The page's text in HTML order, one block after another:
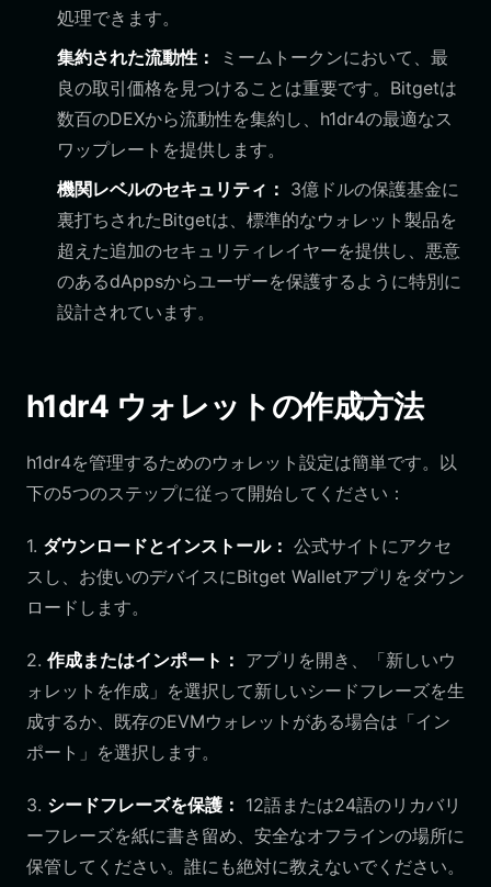
処理できます。
集約された流動性：
ミームトークンにおいて、最
良の取引価格を見つけることは重要です。Bitgetは
数百のDEXから流動性を集約し、h1dr4の最適なス
ワップレートを提供します。
機関レベルのセキュリティ： 3億ドルの保護基金に
裏打ちされたBitgetは、標準的なウォレット製品を
超えた追加のセキュリティレイヤーを提供し、悪意
のあるdAppsからユーザーを保護するように特別に
設計されています。
h1dr4 ウォレットの作成方法
h1dr4を管理するためのウォレット設定は簡単です。以
下の5つのステップに従って開始してください：
1. ダウンロードとインストール： 公式サイトにアクセ
スし、お使いのデバイスにBitget Walletアプリをダウン
ロードします。
2. 作成またはインポート： アプリを開き、「新しいウ
ォレットを作成」を選択して新しいシードフレーズを生
成するか、既存のEVMウォレットがある場合は「イン
ポート」を選択します。
3. シードフレーズを保護： 12語または24語のリカバリ
ーフレーズを紙に書き留め、安全なオフラインの場所に
保管してください。誰にも絶対に教えないでください。